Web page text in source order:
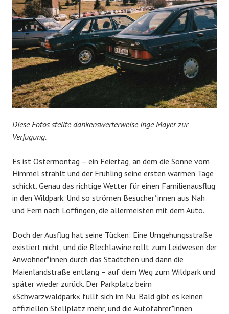
Diese Fotos stellte dankenswerterweise Inge Mayer zur
Verfügung.
Es ist Ostermontag – ein Feiertag, an dem die Sonne vom
Himmel strahlt und der Frühling seine ersten warmen Tage
schickt. Genau das richtige Wetter für einen Familienausflug
in den Wildpark. Und so strömen Besucher*innen aus Nah
und Fern nach Löffingen, die allermeisten mit dem Auto.
Doch der Ausflug hat seine Tücken: Eine Umgehungsstraße
existiert nicht, und die Blechlawine rollt zum Leidwesen der
Anwohner*innen durch das Städtchen und dann die
Maienlandstraße entlang – auf dem Weg zum Wildpark und
später wieder zurück. Der Parkplatz beim
»Schwarzwaldpark« füllt sich im Nu. Bald gibt es keinen
offiziellen Stellplatz mehr, und die Autofahrer*innen